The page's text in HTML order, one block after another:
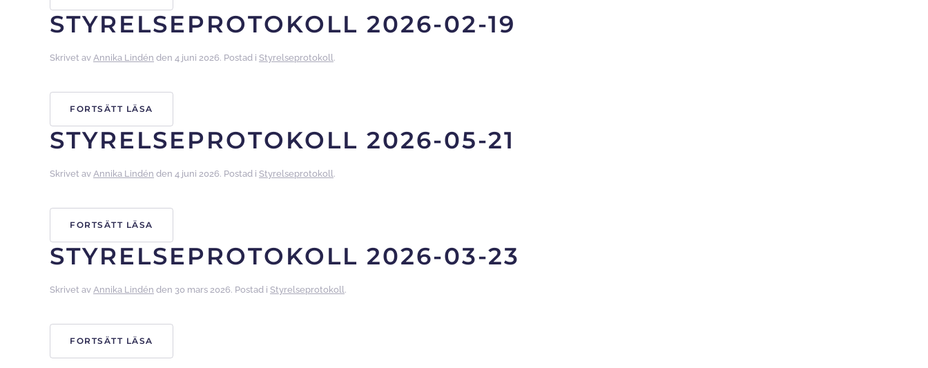
STYRELSEPROTOKOLL 2026-02-19
Skrivet av Annika Lindén den 4 juni 2026. Postad i Styrelseprotokoll.
FORTSÄTT LÄSA
STYRELSEPROTOKOLL 2026-05-21
Skrivet av Annika Lindén den 4 juni 2026. Postad i Styrelseprotokoll.
FORTSÄTT LÄSA
STYRELSEPROTOKOLL 2026-03-23
Skrivet av Annika Lindén den 30 mars 2026. Postad i Styrelseprotokoll.
FORTSÄTT LÄSA